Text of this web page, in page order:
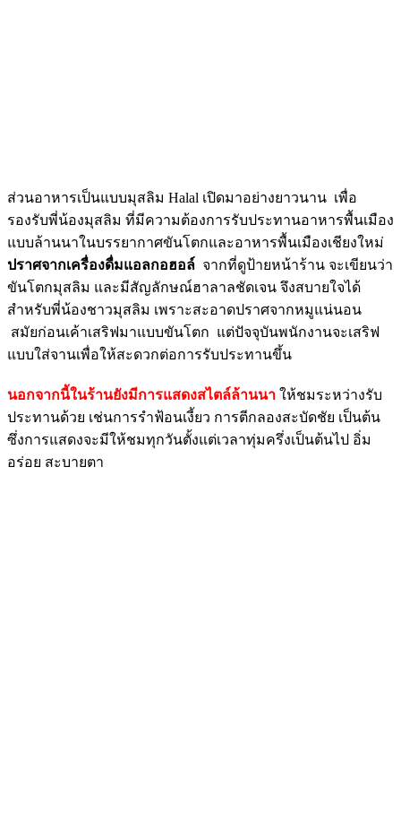
ส่วนอาหารเป็นแบบมุสลิม Halal เปิดมาอย่างยาวนาน เพื่อ
รองรับพี่น้องมุสลิม ที่มีความต้องการรับประทานอาหารพื้นเมือง
แบบล้านนาในบรรยากาศขันโตกและอาหารพื้นเมืองเชียงใหม่
ปราศจากเครื่องดื่มแอลกอฮอล์ จากที่ดูป้ายหน้าร้าน จะเขียนว่า
ขันโตกมุสลิม และมีสัญลักษณ์ฮาลาลชัดเจน จึงสบายใจได้
สำหรับพี่น้องชาวมุสลิม เพราะสะอาดปราศจากหมูแน่นอน
สมัยก่อนเค้าเสริฟมาแบบขันโตก แต่ปัจจุบันพนักงานจะเสริฟ
แบบใส่จานเพื่อให้สะดวกต่อการรับประทานขึ้น
นอกจากนี้ในร้านยังมีการแสดงสไตล์ล้านนา ให้ชมระหว่างรับ
ประทานด้วย เช่นการรำฟ้อนเงี้ยว การตีกลองสะบัดชัย เป็นต้น
ซึ่งการแสดงจะมีให้ชมทุกวันตั้งแต่เวลาทุ่มครึ่งเป็นต้นไป อิ่ม
อร่อย สะบายตา